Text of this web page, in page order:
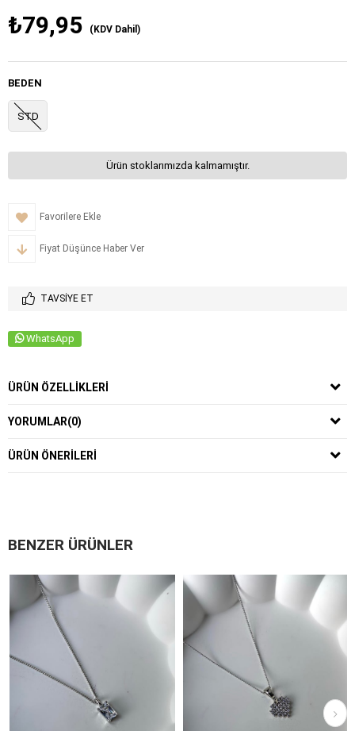
₺79,95 (KDV Dahil)
BEDEN
STD
Ürün stoklarımızda kalmamıştır.
Favorilere Ekle
Fiyat Düşünce Haber Ver
TAVSIYE ET
WhatsApp
ÜRÜN ÖZELLIKLERI
YORUMLAR(0)
ÜRÜN ÖNERILERI
BENZER ÜRÜNLER